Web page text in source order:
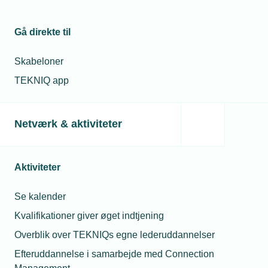
Gå direkte til
Skabeloner
TEKNIQ app
Netværk & aktiviteter
Aktiviteter
Se kalender
Kvalifikationer giver øget indtjening
Overblik over TEKNIQs egne lederuddannelser
Efteruddannelse i samarbejde med Connection
godkendelse til
El- og vvs-
Lærlinge
industriområdet
besluttet sig for at
Læs om aftalen +
download blanketter